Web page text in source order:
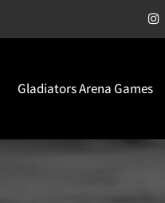
Gladiators Arena Games